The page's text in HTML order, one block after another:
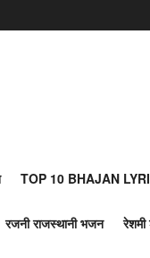
TOP 10 BHAJAN
रजनी राजस्थानी भजन रेशमी